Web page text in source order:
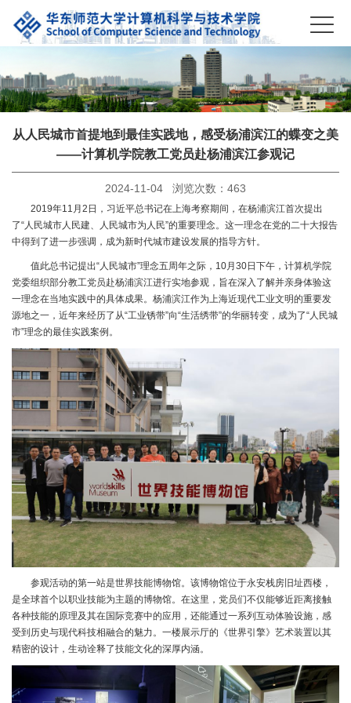
从人民城市首提地到最佳实践地，感受杨浦滨江的蝶变之美
——计算机学院教工党员赴杨浦滨江参观记
2024-11-04 浏览次数： 463
2019年11月2日，习近平总书记在上海考察期间，在杨浦滨江首次提出
了“人民城市人民建、人民城市为人民”的重要理念。这一理念在党的二十大报告
中得到了进一步强调，成为新时代城市建设发展的指导方针。
值此总书记提出“人民城市”理念五周年之际，10月30日下午，计算机学院
党委组织部分教工党员赴杨浦滨江进行实地参观，旨在深入了解并亲身体验这
一理念在当地实践中的具体成果。杨浦滨江作为上海近现代工业文明的重要发
源地之一，近年来经历了从“工业锈带”向“生活绣带”的华丽转变，成为了“人民城
市”理念的最佳实践案例。
参观活动的第一站是世界技能博物馆。该博物馆位于永安栈房旧址西楼，
是全球首个以职业技能为主题的博物馆。在这里，党员们不仅能够近距离接触
各种技能的原理及其在国际竞赛中的应用，还能通过一系列互动体验设施，感
受到历史与现代科技相融合的魅力。一楼展示厅的《世界引擎》艺术装置以其
精密的设计，生动诠释了技能文化的深厚内涵。